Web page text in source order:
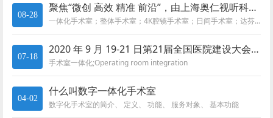
08-28
聚焦“微创 高效 精准 前沿”，由上海奥仁视听科技有限公司承接的广西医科大一附院机器人腔镜、日间手术中心启用
一体化手术室；整体手术室；4K腔镜手术室；日间手术室；达芬奇手术机器人，数字化手术室，4K无损手术室
07-18
2020 年 9 月 19-21 日第21届全国医院建设大会CHCC2020 将在深圳国展中心开展
手术室一体化;Operating room integration
04-02
什么叫数字一体化手术室
数字化手术室的简介、 定义、 功能、 服务对象、 基本功能